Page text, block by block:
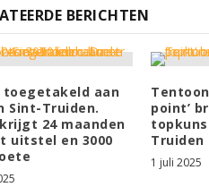
BERICHTEN
toegetakeld aan
Sint-Truiden.
24 maanden
uitstel en 3000
point’
Truiden
1 juli 2025